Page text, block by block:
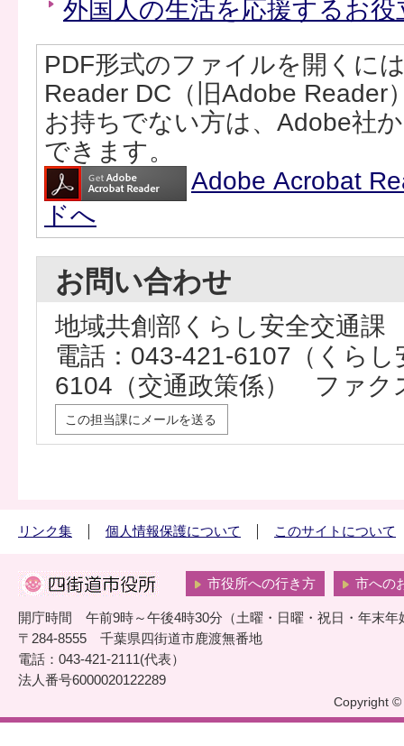
外国人の生活を応援するお
PDF形式のファイルを開くに
Reader DC（旧Adobe Reader
お持ちでない方は、Adobe社
できます。
Adobe Acrobat
ドへ
お問い合わせ
地域共創部くらし安全交通課
電話：043-421-6107（くら
6104（交通政策係） ファク
この担当課にメールを送る
リンク集 個人情報保護について このサイトについて
市役所への行き方 市への
開庁時間 午前9時～午後4時30分（土曜・日曜・祝日・年末年
〒284-8555 千葉県四街道市鹿渡無番地
電話：043-421-2111(代表）
法人番号6000020122289
Copyright ©